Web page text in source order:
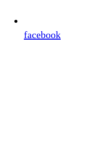
facebook